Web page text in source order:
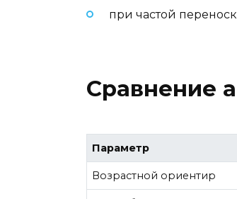
при частой
Сравнение
Параметр
Возрастной ориентир